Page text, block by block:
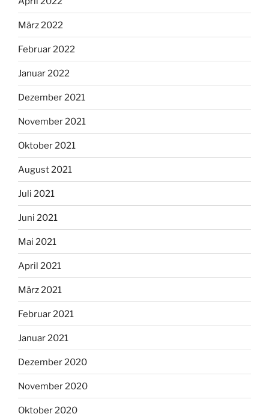
März 2022
Februar 2022
Januar 2022
Dezember 2021
November 2021
Oktober 2021
August 2021
Juli 2021
Juni 2021
Mai 2021
April 2021
März 2021
Februar 2021
Januar 2021
Dezember 2020
November 2020
Oktober 2020